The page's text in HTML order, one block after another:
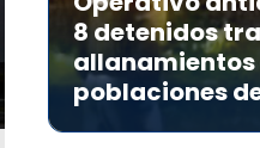
8 detenidos
allanamientos
poblaciones